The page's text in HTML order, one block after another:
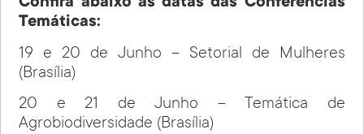
Temáticas:
19 e 20 de Junho – Setorial de Mulheres
(Brasília)
20 e 21 de Junho – Temática de
Agrobiodiversidade (Brasília)